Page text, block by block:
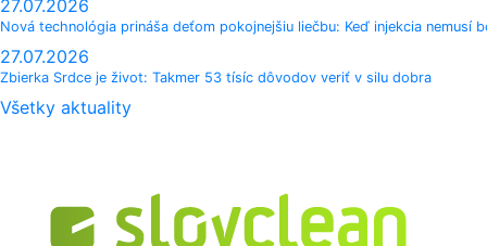
27.07.2026
Nová technológia prináša deťom pokojnejšiu liečbu: Keď injekcia nemusí
27.07.2026
Zbierka Srdce je život: Takmer 53 tísíc dôvodov veriť v silu dobra
Všetky aktuality